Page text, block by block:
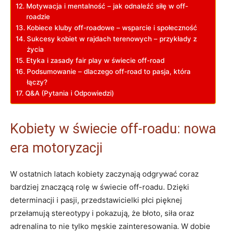
Motywacja i mentalność – jak odnaleźć siłę w off-
roadzie
Kobiece kluby off-roadowe – wsparcie i społeczność
Sukcesy kobiet w rajdach terenowych – przykłady z
życia
Etyka i zasady fair play w świecie off-road
Podsumowanie – dlaczego off-road to pasja, która
łączy?
Q&A (Pytania i Odpowiedzi)
Kobiety w świecie off-roadu: nowa
era motoryzacji
W ostatnich latach kobiety zaczynają odgrywać coraz
bardziej znaczącą rolę w świecie off-roadu. Dzięki
determinacji i pasji, przedstawicielki płci pięknej
przełamują stereotypy i pokazują, że błoto, siła oraz
adrenalina to nie tylko męskie zainteresowania. W dobie